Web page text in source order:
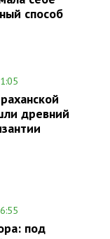
способ
древний
под